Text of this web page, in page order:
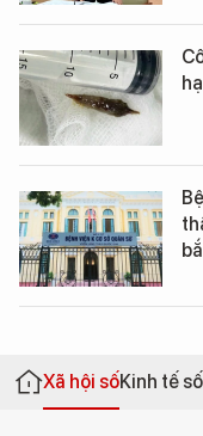
Xã hội sốKinh tế số